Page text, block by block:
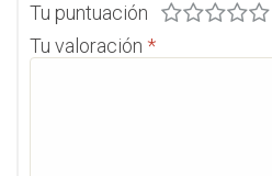
Tu puntuación
Tu valoración *